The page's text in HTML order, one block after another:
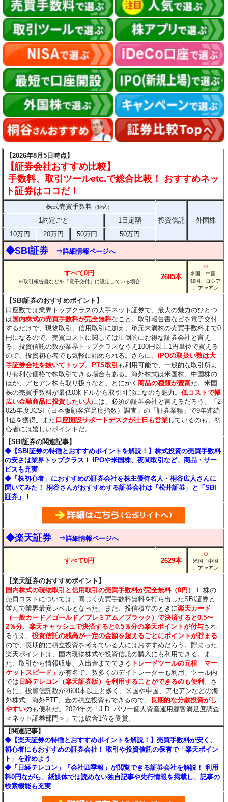
【2026年8月5日時点】
【証券会社おすすめ比較】
手数料、取引ツールetc.で総合比較！ おすすめネッ
ト証券はココだ！
株式売買手数料 （税込）
投資信託 外国株
1約定ごと
1日定額
10万円
20万円 50万円 50万円
◆SBI証券 ⇒詳細情報ページへ
すべて0円
※取引報告書などを「電子交付」に設定している場合
2685本
○
米国、中国、
韓国、ロシア
、アセアン
【SBI証券のおすすめポイント】
口座数では業界トップクラスの大手ネット証券で、最大の魅力のひとつ
は 国内株式の売買手数料が完全無料なこと。取引報告書などを電子交付
するだけで、現物取引、信用取引に加え、単元未満株の売買手数料まで0
円になるので、売買コストに関しては圧倒的にお得な証券会社と言え
る。投資信託の数が業界トップクラスなうえ100円以上1円単位で買える
ので、投資初心者でも気軽に始められる。さらに、
IPOの取扱い数は大
手証券会社を抜いてトップ。 PTS取引 も利用可能で、一般的な取引所よ
り有利な価格で株取引できる場合もある。海外株式は米国株、中国株の
ほか、アセアン株も取り扱うなど、とにかく商品の種類が豊富だ。米国
株の売買手数料が最低0米ドルから取引可能になのも魅力。低コストで幅
広い金融商品に投資したい人には、必須の証券会社と言えるだろう。「2
025年度JCSI（日本版顧客満足度指数）調査」の「証券業種」で9年連続
1位を獲得。また口座開設サポートデスクが土日も営業しているのも、初
心者には嬉しいポイントだ。
【SBI証券の関連記事】
◆【SBI証券の特徴とおすすめポイントを解説！】株式投資の売買手数料
の安さは業界トップクラス！ IPOや米国株、夜間取引など、商品・サー
ビスも充実
◆「株初心者」におすすめの証券会社を株主優待名人・桐谷広人さんに
聞いてみた！ 桐谷さんがおすすめする証券会社は「松井証券」と「SBI
証券」！
◆楽天証券 ⇒詳細情報ページへ
すべて0円 2629本
○
米国、中国
、アセアン
【楽天証券のおすすめポイント】
国内株式の現物取引と信用取引の売買手数料が完全無料（0円）！ 株の
売買コストについては、同じく売買手数料無料を打ち出したSBI証券と
並んで業界最安レベルとなった。また、投信積立のときに楽天カード
（一般カード／ゴールド／プレミアム／ブラック）で決済すると0.5〜
2％分、楽天キャッシュで決済すると0.5％分の楽天ポイントが付与され
るうえ、投資信託の残高が一定の金額を超えるごとにポイントが貯まる
ので、長期的に積立投資を考えている人にはおすすめだろう。貯まった
楽天ポイントは、国内現物株式や投資信託の購入にも利用できる。ま
た、取引から情報収集、入出金までできる トレードツールの元祖「マー
ケットスピード」が有名で、数多くのデイトレーダーも利用。ツール内
では 日経テレコン（楽天証券版）を利用することができるのも便利 。さ
らに、投資信託数が2600本以上と多く、米国や中国、アセアンなどの海
外株式、海外ETF、金の積立投資もできるので、長期的な分散投資がし
やすいのも便利だ。2024年の「J.D. パワー個人資産運用顧客満足度調査
＜ネット証券部門＞」では総合1位を受賞。
【関連記事】
◆【楽天証券の特徴とおすすめポイントを解説！】売買手数料が安く、
初心者にもおすすめの証券会社！ 取引や投資信託の保有で「楽天ポイン
ト」を貯めよう
◆「日経テレコン」「会社四季報」が閲覧できる証券会社を解説！ 利用
料0円ながら、紙媒体では読めない独自記事や先行情報を掲載し、記事の
検索機能も充実